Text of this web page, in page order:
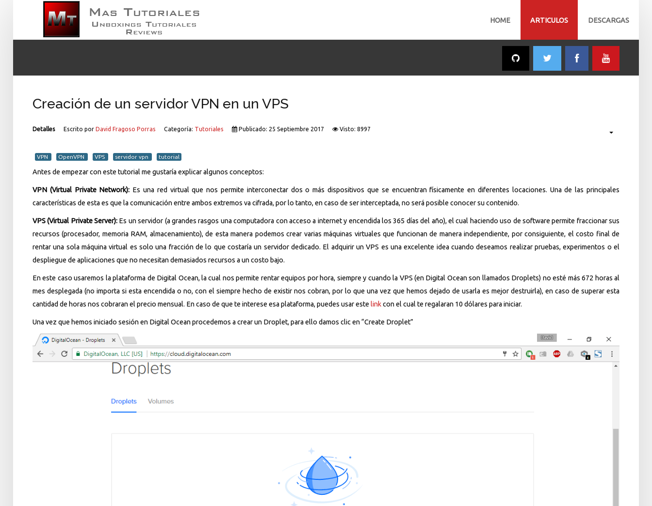
HOME ARTICULOS DESCARGAS
Creación de un servidor VPN en un VPS
Detalles Escrito por David Fragoso Porras Categoría: Tutoriales Publicado: 25 Septiembre 2017 Visto: 8997
VPN OpenVPN VPS servidor vpn tutorial
Antes de empezar con este tutorial me gustaría explicar algunos conceptos:
VPN (Virtual Private Network): Es una red virtual que nos permite interconectar dos o más dispositivos que se encuentran físicamente en diferentes locaciones. Una de las principales
características de esta es que la comunicación entre ambos extremos va cifrada, por lo tanto, en caso de ser interceptada, no será posible conocer su contenido.
VPS (Virtual Private Server): Es un servidor (a grandes rasgos una computadora con acceso a internet y encendida los 365 días del año), el cual haciendo uso de software permite fraccionar sus
recursos (procesador, memoria RAM, almacenamiento), de esta manera podemos crear varias máquinas virtuales que funcionan de manera independiente, por consiguiente, el costo final de
rentar una sola máquina virtual es solo una fracción de lo que costaría un servidor dedicado. El adquirir un VPS es una excelente idea cuando deseamos realizar pruebas, experimentos o el
despliegue de aplicaciones que no necesitan demasiados recursos a un costo bajo.
En este caso usaremos la plataforma de Digital Ocean, la cual nos permite rentar equipos por hora, siempre y cuando la VPS (en Digital Ocean son llamados Droplets) no esté más 672 horas al
mes desplegada (no importa si esta encendida o no, con el siempre hecho de existir nos cobran, por lo que una vez que hemos dejado de usarla es mejor destruirla), en caso de superar esta
cantidad de horas nos cobraran el precio mensual. En caso de que te interese esa plataforma, puedes usar este linkcon el cual te regalaran 10 dólares para iniciar.
Una vez que hemos iniciado sesión en Digital Ocean procedemos a crear un Droplet, para ello damos clic en “Create Droplet”